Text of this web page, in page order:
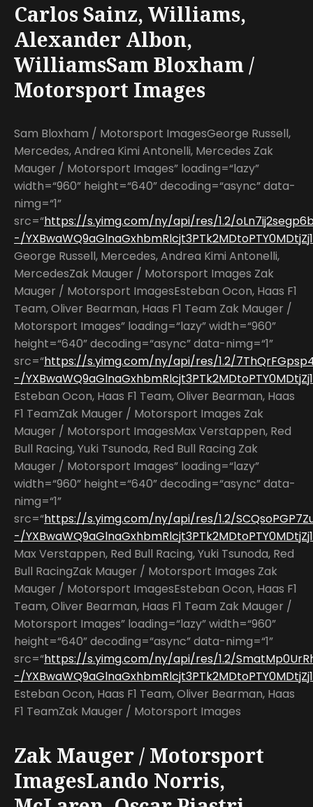
Carlos Sainz, Williams,
Alexander Albon,
WilliamsSam Bloxham /
Motorsport Images
Sam Bloxham / Motorsport ImagesGeorge Russell,
Mercedes, Andrea Kimi Antonelli, Mercedes Zak
Mauger / Motorsport Images” loading=“lazy”
width=“960” height=“640” decoding=“async” data-
nimg=“1”
src=“https://s.yimg.com/ny/api/res/1.2/
-/
George Russell, Mercedes, Andrea Kimi Antonelli,
MercedesZak Mauger / Motorsport Images Zak
Mauger / Motorsport ImagesEsteban Ocon, Haas F1
Team, Oliver Bearman, Haas F1 Team Zak Mauger /
Motorsport Images” loading=“lazy” width=“960”
height=“640” decoding=“async” data-nimg=“1”
src=“https://s.yimg.com/ny/api/res/1.2/
-/
Esteban Ocon, Haas F1 Team, Oliver Bearman, Haas
F1 TeamZak Mauger / Motorsport Images Zak
Mauger / Motorsport ImagesMax Verstappen, Red
Bull Racing, Yuki Tsunoda, Red Bull Racing Zak
Mauger / Motorsport Images” loading=“lazy”
width=“960” height=“640” decoding=“async” data-
nimg=“1”
src=“https://s.yimg.com/ny/api/res/1.2/
-/
Max Verstappen, Red Bull Racing, Yuki Tsunoda, Red
Bull RacingZak Mauger / Motorsport Images Zak
Mauger / Motorsport ImagesEsteban Ocon, Haas F1
Team, Oliver Bearman, Haas F1 Team Zak Mauger /
Motorsport Images” loading=“lazy” width=“960”
height=“640” decoding=“async” data-nimg=“1”
src=“https://s.yimg.com/ny/api/res/1.2/
-/
Esteban Ocon, Haas F1 Team, Oliver Bearman, Haas
F1 TeamZak Mauger / Motorsport Images
Zak Mauger / Motorsport
ImagesLando Norris,